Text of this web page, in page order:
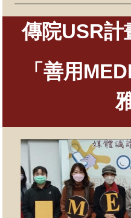
傳院USR計
「善用